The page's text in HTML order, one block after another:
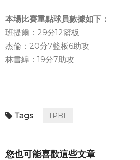
本場比賽重點球員數據如下：
班提爾：29分12籃板
杰倫：20分7籃板6助攻
林書緯：19分7助攻
TPBL
您也可能喜歡這些文章